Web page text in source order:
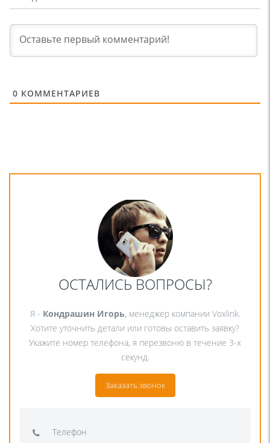
0 КОММЕНТАРИЕВ
ОСТАЛИСЬ ВОПРОСЫ?
Я - Кондрашин Игорь, менеджер компании Voxlink.
Хотите уточнить детали или готовы оставить заявку?
Укажите номер телефона, я перезвоню в течение 3-х
секунд.
Заказать звонок